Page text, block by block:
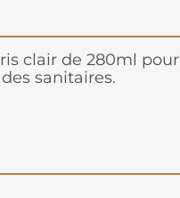
clair de 280ml pour
sanitaires.